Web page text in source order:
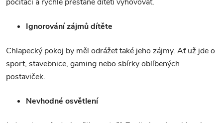
Ignorování zájmů dítěte
Chlapecký pokoj by měl odrážet také jeho zájmy. Ať už jde o
sport, stavebnice, gaming nebo sbírky oblíbených
postaviček.
Nevhodné osvětlení